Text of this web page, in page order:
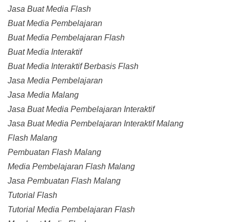
Jasa Buat Media Flash
Buat Media Pembelajaran
Buat Media Pembelajaran Flash
Buat Media Interaktif
Buat Media Interaktif Berbasis Flash
Jasa Media Pembelajaran
Jasa Media Malang
Jasa Buat Media Pembelajaran Interaktif
Jasa Buat Media Pembelajaran Interaktif Malang
Flash Malang
Pembuatan Flash Malang
Media Pembelajaran Flash Malang
Jasa Pembuatan Flash Malang
Tutorial Flash
Tutorial Media Pembelajaran Flash